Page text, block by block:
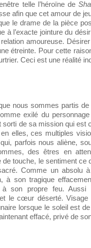
telle l’héroïne de
afin que cet amour de
le drame de la pièce
à l’exacte jointure du
amoureuse.
étreinte. Pour cette
Ceci est une réalité
nous sommes partis de
exilé du
de sa mission qui est
elles, ces multiples
parfois nous aliène,
des êtres en
de touche, le sentiment ce
Comme un absolu
à son tragique
à son propre feu.
le cœur déserté.
lorsque le soleil est
effacé, privé de